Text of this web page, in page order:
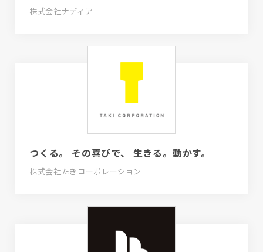
株式会社ナディア
つくる。 その喜びで、 生きる。動かす。
株式会社たきコーポレーション